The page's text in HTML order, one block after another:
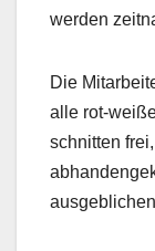
werden
Die
alle rot-
schnitten